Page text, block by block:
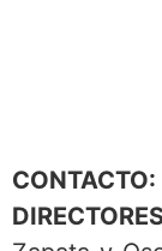
CONTACTO: